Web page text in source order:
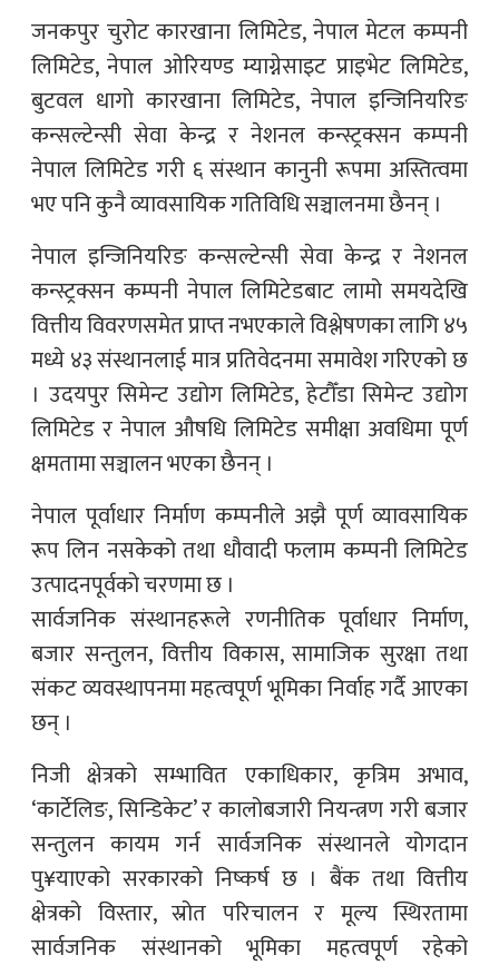
जनकपुर चुरोट कारखाना लिमिटेड, नेपाल मेटल कम्पनी
लिमिटेड, नेपाल ओरियण्ड म्याग्नेसाइट प्राइभेट लिमिटेड,
बुटवल धागो कारखाना लिमिटेड, नेपाल इन्जिनियरिङ
कन्सल्टेन्सी सेवा केन्द्र र नेशनल कन्स्ट्रक्सन कम्पनी
नेपाल लिमिटेड गरी ६ संस्थान कानुनी रूपमा अस्तित्वमा
भए पनि कुनै व्यावसायिक गतिविधि सञ्चालनमा छैनन् ।
नेपाल इन्जिनियरिङ कन्सल्टेन्सी सेवा केन्द्र र नेशनल
कन्स्ट्रक्सन कम्पनी नेपाल लिमिटेडबाट लामो समयदेखि
वित्तीय विवरणसमेत प्राप्त नभएकाले विश्लेषणका लागि ४५
मध्ये ४३ संस्थानलाई मात्र प्रतिवेदनमा समावेश गरिएको छ
। उदयपुर सिमेन्ट उद्योग लिमिटेड, हेटौँडा सिमेन्ट उद्योग
लिमिटेड र नेपाल औषधि लिमिटेड समीक्षा अवधिमा पूर्ण
क्षमतामा सञ्चालन भएका छैनन् ।
नेपाल पूर्वाधार निर्माण कम्पनीले अझै पूर्ण व्यावसायिक
रूप लिन नसकेको तथा धौवादी फलाम कम्पनी लिमिटेड
उत्पादनपूर्वको चरणमा छ ।
सार्वजनिक संस्थानहरूले रणनीतिक पूर्वाधार निर्माण,
बजार सन्तुलन, वित्तीय विकास, सामाजिक सुरक्षा तथा
संकट व्यवस्थापनमा महत्वपूर्ण भूमिका निर्वाह गर्दै आएका
छन् ।
निजी क्षेत्रको सम्भावित एकाधिकार, कृत्रिम अभाव,
‘कार्टेलिङ, सिन्डिकेट’ र कालोबजारी नियन्त्रण गरी बजार
सन्तुलन कायम गर्न सार्वजनिक संस्थानले योगदान
पु¥याएको सरकारको निष्कर्ष छ । बैंक तथा वित्तीय
क्षेत्रको विस्तार, स्रोत परिचालन र मूल्य स्थिरतामा
सार्वजनिक संस्थानको भूमिका महत्वपूर्ण रहेको